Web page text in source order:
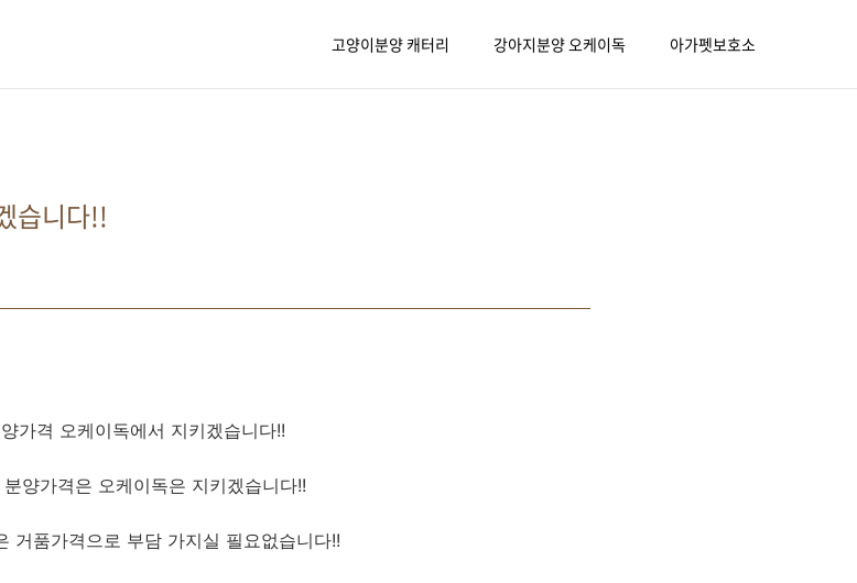
고양이분양 캐터리 강아지분양 오케이독 아가펫보호소
습니다!!
가격 오케이독에서 지키겠습니다!!
양가격은 오케이독은 지키겠습니다!!
거품가격으로 부담 가지실 필요없습니다!!